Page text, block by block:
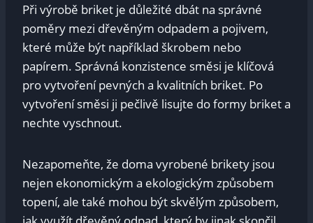
Při výrobě briket je důležité dbát na správné
poměry mezi dřevěným odpadem a pojivem,
které může být například škrobem nebo
papírem. Správná konzistence směsi je klíčová
pro vytvoření pevných a kvalitních briket. Po
vytvoření směsi ji pečlivě lisujte do formy briket a
nechte vyschnout.
Nezapomeňte, že doma vyrobené brikety jsou
nejen ekonomickým a ekologickým způsobem
topení, ale také mohou být skvělým způsobem,